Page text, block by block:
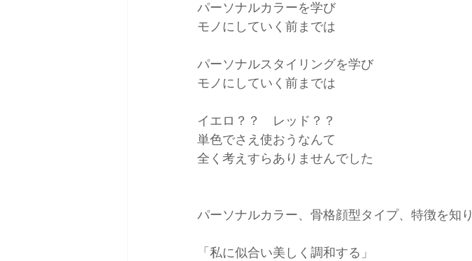
パーソナルカラーを学び
モノにしていく前までは
パーソナルスタイリングを学び
モノにしていく前までは
イエロ？？　レッド？？
単色でさえ使おうなんて
全く考えすらありませんでした
パーソナルカラー、骨格顔型タイプ、特徴を知り
「私に似合い美しく調和する」